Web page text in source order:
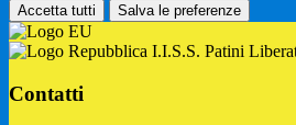
Accetta tutti Salva le preferenze
I.I.S.S. Patini
Contatti